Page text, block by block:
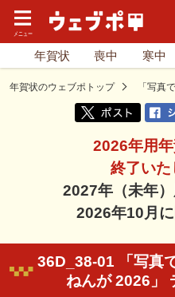
年賀状 喪中 寒中
年賀状のウェブポトップ 「写真
2026年用
終了いた
2027年（未年
2026年10月に
36D_38-01 「写真
ねんが 2026」